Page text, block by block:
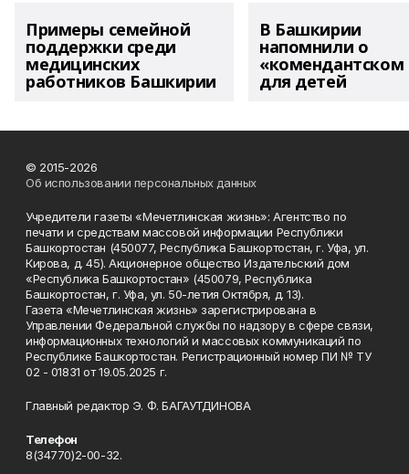
Примеры семейной
поддержки среди
медицинских
работников Башкирии
В Башкирии
напомнили о
«комендантском
для детей
© 2015-2026
Об использовании персональных данных
Учредители газеты «Мечетлинская жизнь»: Агентство по
печати и средствам массовой информации Республики
Башкортостан (450077, Республика Башкортостан, г. Уфа, ул.
Кирова, д. 45). Акционерное общество Издательский дом
«Республика Башкортостан» (450079, Республика
Башкортостан, г. Уфа, ул. 50-летия Октября, д. 13).
Газета «Мечетлинская жизнь» зарегистрирована в
Управлении Федеральной службы по надзору в сфере связи,
информационных технологий и массовых коммуникаций по
Республике Башкортостан. Регистрационный номер ПИ № ТУ
02 - 01831 от 19.05.2025 г.
Главный редактор Э. Ф. БАГАУТДИНОВА
Телефон
8(34770)2-00-32.